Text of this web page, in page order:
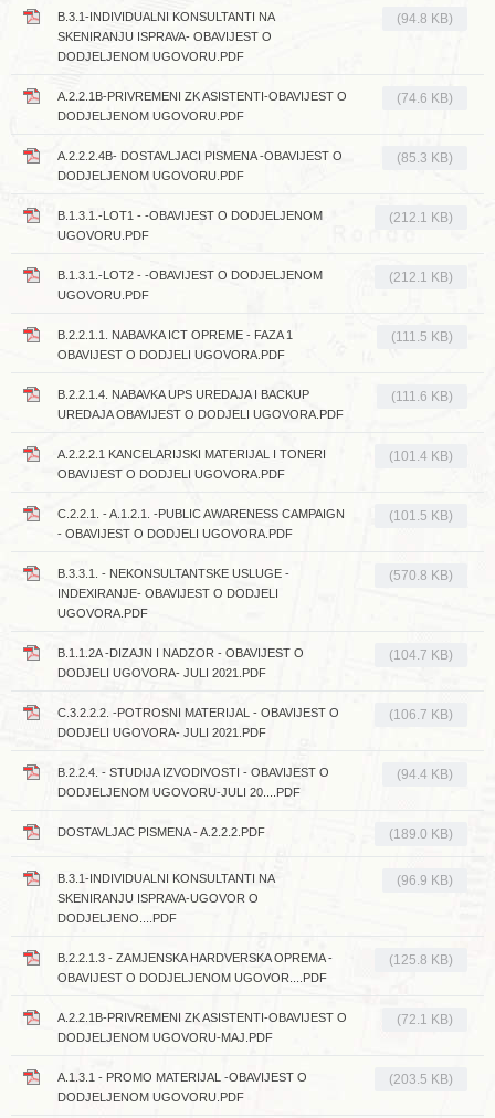
B.3.1-INDIVIDUALNI KONSULTANTI NA
SKENIRANJU ISPRAVA- OBAVIJEST O
DODJELJENOM UGOVORU.PDF
(94.8 KB)
A.2.2.1B-PRIVREMENI ZK ASISTENTI-OBAVIJEST O
DODJELJENOM UGOVORU.PDF
(74.6 KB)
A.2.2.2.4B- DOSTAVLJACI PISMENA -OBAVIJEST O
DODJELJENOM UGOVORU.PDF
(85.3 KB)
B.1.3.1.-LOT1 - -OBAVIJEST O DODJELJENOM
UGOVORU.PDF
(212.1 KB)
B.1.3.1.-LOT2 - -OBAVIJEST O DODJELJENOM
UGOVORU.PDF
(212.1 KB)
B.2.2.1.1. NABAVKA ICT OPREME - FAZA 1
OBAVIJEST O DODJELI UGOVORA.PDF
(111.5 KB)
B.2.2.1.4. NABAVKA UPS UREDAJA I BACKUP
UREDAJA OBAVIJEST O DODJELI UGOVORA.PDF
(111.6 KB)
A.2.2.2.1 KANCELARIJSKI MATERIJAL I TONERI
OBAVIJEST O DODJELI UGOVORA.PDF
(101.4 KB)
C.2.2.1. - A.1.2.1. -PUBLIC AWARENESS CAMPAIGN
- OBAVIJEST O DODJELI UGOVORA.PDF
(101.5 KB)
B.3.3.1. - NEKONSULTANTSKE USLUGE -
INDEXIRANJE- OBAVIJEST O DODJELI
UGOVORA.PDF
(570.8 KB)
B.1.1.2A -DIZAJN I NADZOR - OBAVIJEST O
DODJELI UGOVORA- JULI 2021.PDF
(104.7 KB)
C.3.2.2.2. -POTROSNI MATERIJAL - OBAVIJEST O
DODJELI UGOVORA- JULI 2021.PDF
(106.7 KB)
B.2.2.4. - STUDIJA IZVODIVOSTI - OBAVIJEST O
DODJELJENOM UGOVORU-JULI 20....PDF
(94.4 KB)
DOSTAVLJAC PISMENA - A.2.2.2.PDF (189.0 KB)
B.3.1-INDIVIDUALNI KONSULTANTI NA
SKENIRANJU ISPRAVA-UGOVOR O
DODJELJENO....PDF
(96.9 KB)
B.2.2.1.3 - ZAMJENSKA HARDVERSKA OPREMA -
OBAVIJEST O DODJELJENOM UGOVOR....PDF
(125.8 KB)
A.2.2.1B-PRIVREMENI ZK ASISTENTI-OBAVIJEST O
DODJELJENOM UGOVORU-MAJ.PDF
(72.1 KB)
A.1.3.1 - PROMO MATERIJAL -OBAVIJEST O
DODJELJENOM UGOVORU.PDF
(203.5 KB)